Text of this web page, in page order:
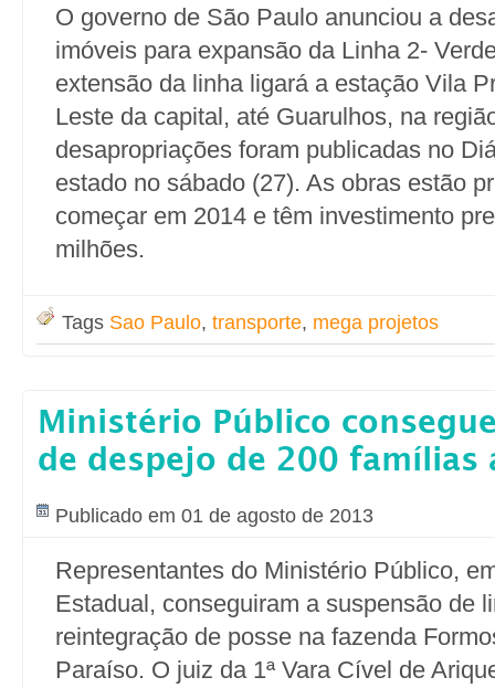
O governo de São Paulo anunciou a
imóveis para expansão da Linha 2-
extensão da linha ligará a estação Vila
Leste da capital, até Guarulhos, na
desapropriações foram publicadas no
estado no sábado (27). As obras estão
começar em 2014 e têm investimento
milhões.
Tags Sao Paulo, transporte, mega projetos
Ministério Público
de despejo de 200 famílias
Publicado em 01 de agosto de 2013
Representantes do Ministério Público,
Estadual, conseguiram a suspensão de
reintegração de posse na fazenda
Paraíso. O juiz da 1ª Vara Cível de